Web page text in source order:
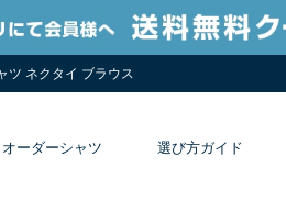
ツ ネクタイ ブラウス
オーダーシャツ 選び方ガイド